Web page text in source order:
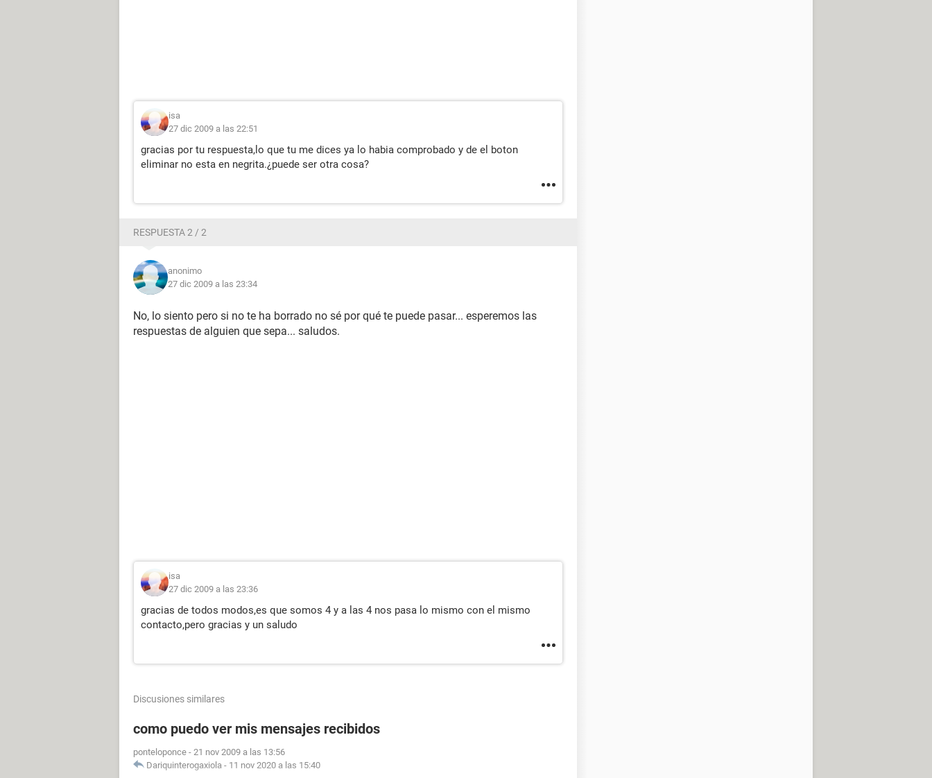
isa
27 dic 2009 a las 22:51
gracias por tu respuesta,lo que tu me dices ya lo habia comprobado y de el boton
eliminar no esta en negrita.¿puede ser otra cosa?
RESPUESTA 2 / 2
anonimo
27 dic 2009 a las 23:34
No, lo siento pero si no te ha borrado no sé por qué te puede pasar... esperemos las
respuestas de alguien que sepa... saludos.
isa
27 dic 2009 a las 23:36
gracias de todos modos,es que somos 4 y a las 4 nos pasa lo mismo con el mismo
contacto,pero gracias y un saludo
Discusiones similares
como puedo ver mis mensajes recibidos
ponteloponce - 21 nov 2009 a las 13:56
Dariquinterogaxiola - 11 nov 2020 a las 15:40